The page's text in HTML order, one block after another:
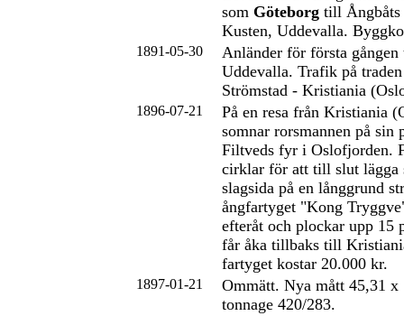
som Göteborg till Ångbåts
Kusten, Uddevalla.
1891-05-30
Anländer för första
Uddevalla. Trafik på
Strömstad - Kristiania
1896-07-21
På en resa från Kristiania
somnar rorsmannen på sin
Filtveds fyr i Oslofjorden.
cirklar för att till slut lägga
slagsida på en långgrund
ångfartyget "Kong
efteråt och plockar upp 15
får åka tillbaks till
fartyget kostar 20.000 kr.
1897-01-21
Ommätt. Nya mått 45,31
tonnage 420/283.